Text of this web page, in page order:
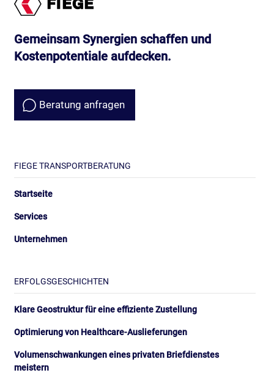
Gemeinsam Synergien schaffen und
Kostenpotentiale aufdecken.
Beratung anfragen
FIEGE TRANSPORTBERATUNG
Startseite
Services
Unternehmen
ERFOLGSGESCHICHTEN
Klare Geostruktur für eine effiziente Zustellung
Optimierung von Healthcare-Auslieferungen
Volumen­schwankungen eines privaten Briefdienstes
meistern